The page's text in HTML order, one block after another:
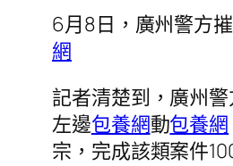
6月8日，廣州警方
網
記者清楚到，廣州
左邊包養網動包養網
宗，完成該類案件